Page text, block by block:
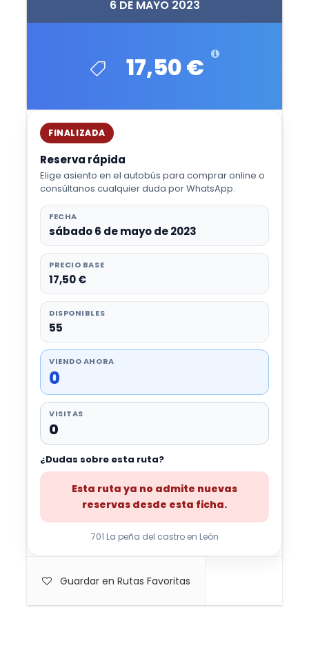
6 DE MAYO 2023
17,50 €
FINALIZADA
Reserva rápida
Elige asiento en el autobús para comprar online o
consúltanos cualquier duda por WhatsApp.
FECHA
sábado 6 de mayo de 2023
PRECIO BASE
17,50 €
DISPONIBLES
55
VIENDO AHORA
0
VISITAS
0
¿Dudas sobre esta ruta?
Esta ruta ya no admite nuevas
reservas desde esta ficha.
701 La peña del castro en León
Guardar en Rutas Favoritas